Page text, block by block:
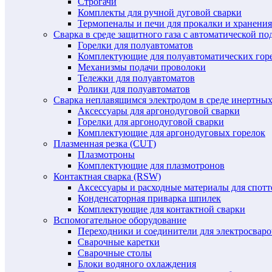
Комплекты для ручной дуговой сварки
Термопеналы и печи для прокалки и
Сварка в среде защитного газа с автоматической
Горелки для полуавтоматов
Комплектующие для полуавтоматических
Механизмы подачи проволоки
Тележки для полуавтоматов
Ролики для полуавтоматов
Сварка неплавящимся электродом в среде
Аксессуары для аргонодуговой сварки
Горелки для аргонодуговой сварки
Комплектующие для аргонодуговых горелок
Плазменная резка (CUT)
Плазмотроны
Комплектующие для плазмотронов
Контактная сварка (RSW)
Аксессуары и расходные материалы для
Конденсаторная приварка шпилек
Комплектующие для контактной сварки
Вспомогательное оборудование
Переходники и соединители для
Сварочные каретки
Сварочные столы
Блоки водяного охлаждения